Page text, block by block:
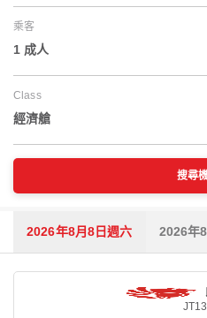
乘客
1 成人
Class
經濟艙
搜尋
2026年8月8日週六 2026年